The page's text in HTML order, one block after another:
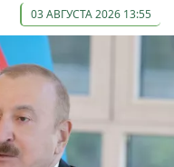
03 АВГУСТА 2026 13:55